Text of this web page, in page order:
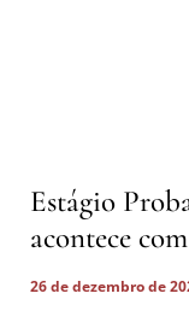
Estágio
acontece
26 de dezembro de